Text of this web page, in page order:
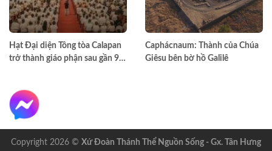
Hạt Đại diện Tông tòa Calapan
trở thành giáo phận sau gần 90
Caphácnaum: Thành của Chúa
Giêsu bên bờ hồ Galilê
Copyright 2026 © Xứ Đoàn Thánh Thể Nguồn Sống - Gx. Tân Hưng